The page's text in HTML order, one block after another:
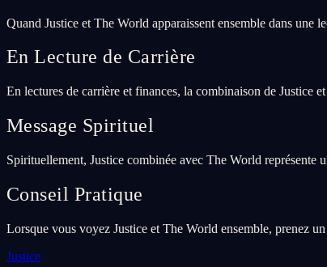
Quand Justice et The World apparaissent ensemble dans
En Lecture de Carrière
En lectures de carrière et finances, la combinaison de Justice
Message Spirituel
Spirituellement, Justice combinée avec The World représente
Conseil Pratique
Lorsque vous voyez Justice et The World ensemble, prenez
Justice